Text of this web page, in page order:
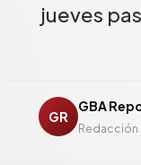
jueves
GR
GBA
Redacción